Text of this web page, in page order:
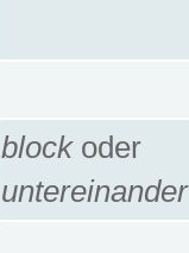
blockoder
untereinander